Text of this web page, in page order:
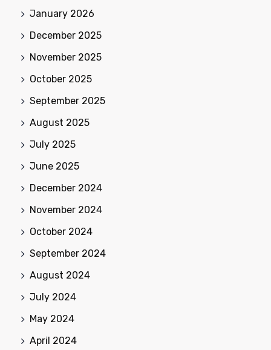
January 2026
December 2025
November 2025
October 2025
September 2025
August 2025
July 2025
June 2025
December 2024
November 2024
October 2024
September 2024
August 2024
July 2024
May 2024
April 2024